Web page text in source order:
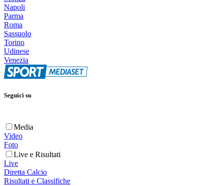
Napoli
Parma
Roma
Sassuolo
Torino
Udinese
Venezia
Seguici su
Media
Video
Foto
Live e Risultati
Live
Diretta Calcio
Risultati e Classifiche